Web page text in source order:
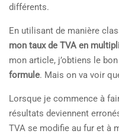
différents.
En utilisant de manière
mon taux de TVA en
mon article, j’obtiens le
formule. Mais on va voir
Lorsque je commence à
résultats deviennent
TVA se modifie au fur et à